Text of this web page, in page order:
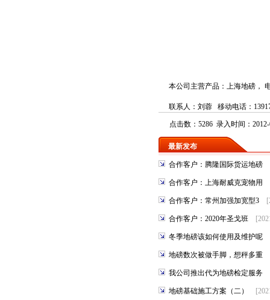
本公司主营产品： 上海地磅 ，
联系人：刘蓉 移动电话：
点击数：5286 录入时间：
最新发布
合作客户：腾隆国际货运地磅
合作客户：上海耐威克宠物用
合作客户：常州加强加宽型3
合作客户：2020年圣戈班
冬季地磅该如何使用及维护呢
地磅数次被做手脚，想秤多重
我公司推出代为地磅检定服务
地磅基础施工方案（二）